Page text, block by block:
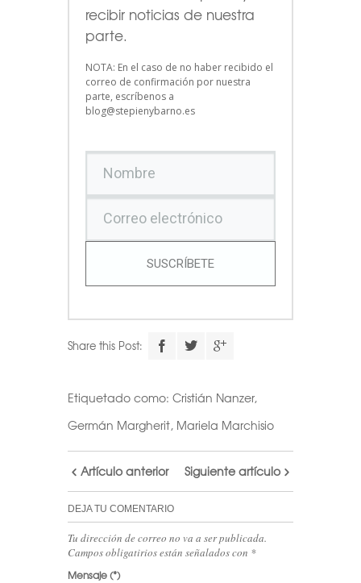
recibir noticias de nuestra
parte.
NOTA: En el caso de no haber recibido el
correo de confirmación por nuestra
parte, escríbenos a
blog@stepienybarno.es
SUSCRÍBETE
Share this Post:
Etiquetado como: Cristián Nanzer,
Germán Margherit, Mariela Marchisio
Artículo anterior Siguiente artículo
DEJA TU COMENTARIO
Tu dirección de correo no va a ser publicada.
Campos obligatirios están señalados con *
Mensaje(*)